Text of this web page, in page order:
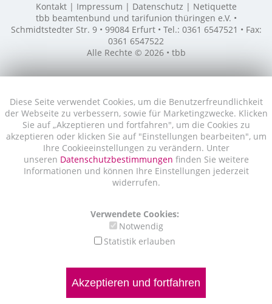
Diese Seite verwendet Cookies, um die Benutzerfreundlichkeit
der Webseite zu verbessern, sowie für Marketingzwecke. Klicken
Sie auf „Akzeptieren und fortfahren", um die Cookies zu
akzeptieren oder klicken Sie auf "Einstellungen bearbeiten", um
Ihre Cookieeinstellungen zu verändern. Unter
unseren Datenschutzbestimmungen finden Sie weitere
Informationen und können Ihre Einstellungen jederzeit
widerrufen.
Verwendete Cookies:
Notwendig
Statistik erlauben
Akzeptieren und fortfahren
Kontakt Impressum Datenschutz
Netiquette
tbb beamtenbund und tarifunion thüringen e.V. •
Schmidtstedter Str. 9 • 99084 Erfurt • Tel.: 0361 6547521 • Fax:
0361 6547522
Alle Rechte © 2026 • tbb